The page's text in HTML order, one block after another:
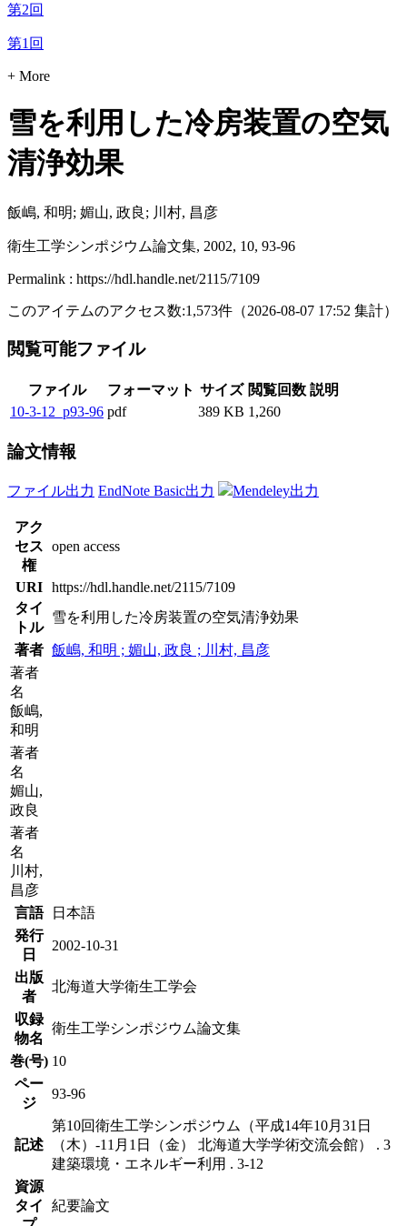
第2回
第1回
+ More
雪を利用した冷房装置の空気
清浄効果
飯嶋, 和明; 媚山, 政良; 川村, 昌彦
衛生工学シンポジウム論文集, 2002, 10, 93-96
Permalink : https://hdl.handle.net/2115/7109
このアイテムのアクセス数:1,573件 （2026-08-07 17:52 集計）
閲覧可能ファイル
ファイル フォーマット サイズ 閲覧回数 説明
10-3-12_p93-96 pdf 389 KB 1,260
論文情報
ファイル出力 EndNote Basic出力 Mendeley出力
アク
セス
権
open access
URI https://hdl.handle.net/2115/7109
タイ
トル
雪を利用した冷房装置の空気清浄効果
著者 飯嶋, 和明 ; 媚山, 政良 ; 川村, 昌彦
著者
名
飯嶋,
和明
著者
名
媚山,
政良
著者
名
川村,
昌彦
言語
日本語
発行
日
2002-10-31
出版
者
北海道大学衛生工学会
収録
物名
衛生工学シンポジウム論文集
巻(号) 10
ペー
ジ
93-96
記述
第10回衛生工学シンポジウム（平成14年10月31日
（木）-11月1日（金） 北海道大学学術交流会館） . 3
建築環境・エネルギー利用 . 3-12
資源
タイ
紀要論文